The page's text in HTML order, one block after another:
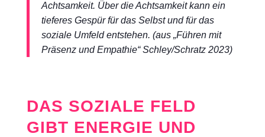
Achtsamkeit. Über die Achtsamkeit kann ein
tieferes Gespür für das Selbst und für das
soziale Umfeld entstehen. (aus „Führen mit
Präsenz und Empathie“ Schley/Schratz 2023)
DAS SOZIALE FELD
GIBT ENERGIE UND